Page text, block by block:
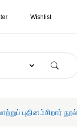
Wishlist
புதினம்சிறார்